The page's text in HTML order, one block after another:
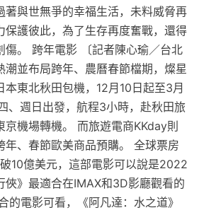
著與世無爭的幸福生活，未料威脅再
保護彼此，為了生存再度奮戰，還得
傷。 跨年電影 〔記者陳心瑜／台北
潮並布局跨年、農曆春節檔期，燦星
本東北秋田包機，12月10日起至3月
、週日出發，航程3小時，赴秋田旅
京機場轉機。 而旅遊電商KKday則
年、春節歐美商品預購。 全球票房
10億美元，這部電影可以說是2022
俠》最適合在IMAX和3D影廳觀看的
的電影可看，《阿凡達：水之道》